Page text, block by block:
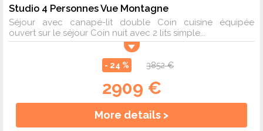
Studio 4 Personnes Vue Montagne
Séjour avec canapé-lit double Coin cuisine équipée
ouvert sur le séjour Coin nuit avec 2 lits simple...
- 24 % 3852 €
2909 €
More details >